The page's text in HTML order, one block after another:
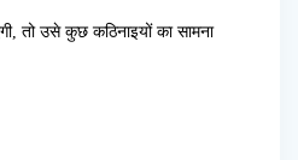
तो उसे कुछ कठिनाइयों का सामना